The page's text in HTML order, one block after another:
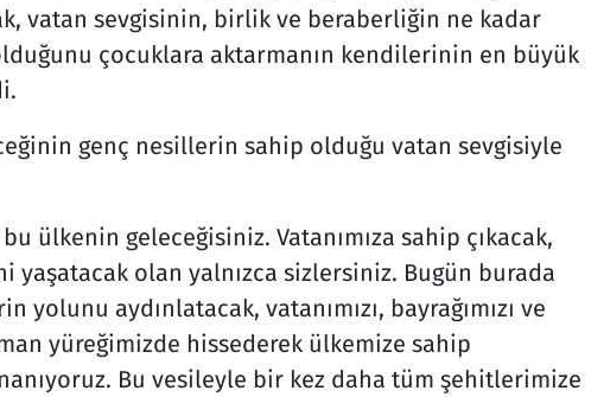
vatan sevgisinin, birlik ve beraberliğin ne kadar
çocuklara aktarmanın kendilerinin en büyük
genç nesillerin sahip olduğu vatan sevgisiyle
ülkenin geleceğisiniz. Vatanımıza sahip çıkacak,
olan yalnızca sizlersiniz. Bugün burada
yolunu aydınlatacak, vatanımızı, bayrağımızı ve
yüreğimizde hissederek ülkemize sahip
Bu vesileyle bir kez daha tüm şehitlerimize